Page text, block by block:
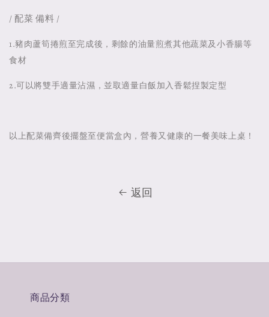
/ 配菜 備料 /
1.豬肉蘆筍捲煎至完成後，剩餘的油量煎煮其他蔬菜及小香腸等
食材
2.可以將雙手適量沾濕，並取適量白飯加入香鬆捏製定型
以上配菜備齊後擺盤至便當盒內，營養又健康的一餐美味上桌！
返回
商品分類